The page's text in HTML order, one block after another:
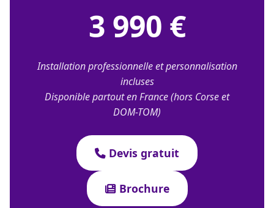
3 990 €
Installation professionnelle et personnalisation
incluses
Disponible partout en France (hors Corse et
DOM-TOM)
Devis gratuit
Brochure